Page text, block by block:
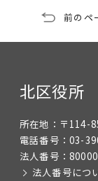
前のペ
北区役所
所在地： 〒114-
電話番号： 03-
法人番号：
法人番号につ